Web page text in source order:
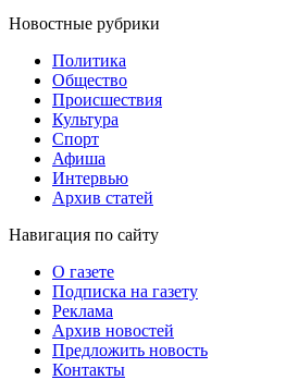
Новостные рубрики
Политика
Общество
Проиcшествия
Культура
Спорт
Афиша
Интервью
Архив статей
Навигация по сайту
О газете
Подписка на газету
Реклама
Архив новостей
Предложить новость
Контакты